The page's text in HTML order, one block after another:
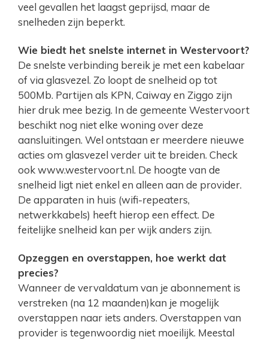
veel gevallen het laagst geprijsd, maar de
snelheden zijn beperkt.
Wie biedt het snelste internet in Westervoort?
De snelste verbinding bereik je met een kabelaar
of via glasvezel. Zo loopt de snelheid op tot
500Mb. Partijen als KPN, Caiway en Ziggo zijn
hier druk mee bezig. In de gemeente Westervoort
beschikt nog niet elke woning over deze
aansluitingen. Wel ontstaan er meerdere nieuwe
acties om glasvezel verder uit te breiden. Check
ook www.westervoort.nl. De hoogte van de
snelheid ligt niet enkel en alleen aan de provider.
De apparaten in huis (wifi-repeaters,
netwerkkabels) heeft hierop een effect. De
feitelijke snelheid kan per wijk anders zijn.
Opzeggen en overstappen, hoe werkt dat
precies?
Wanneer de vervaldatum van je abonnement is
verstreken (na 12 maanden)kan je mogelijk
overstappen naar iets anders. Overstappen van
provider is tegenwoordig niet moeilijk. Meestal